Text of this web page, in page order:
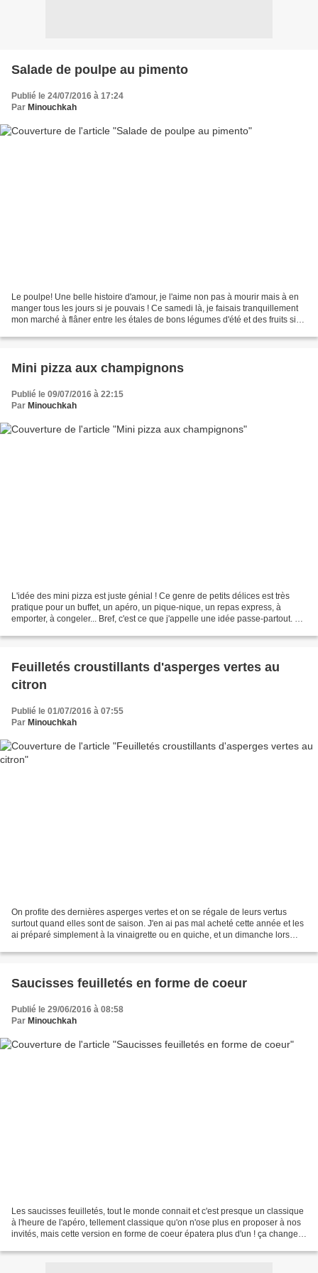
Salade de poulpe au pimento
Publié le 24/07/2016 à 17:24
Par Minouchkah
Le poulpe! Une belle histoire d'amour, je l'aime non pas à mourir mais à en
manger tous les jours si je pouvais ! Ce samedi là, je faisais tranquillement
mon marché à flâner entre les étales de bons légumes d'été et des fruits si
Mini pizza aux champignons
Publié le 09/07/2016 à 22:15
Par Minouchkah
L'idée des mini pizza est juste génial ! Ce genre de petits délices est très
pratique pour un buffet, un apéro, un pique-nique, un repas express, à
emporter, à congeler... Bref, c'est ce que j'appelle une idée passe-partout. Je
Feuilletés croustillants d'asperges vertes au
citron
Publié le 01/07/2016 à 07:55
Par Minouchkah
On profite des dernières asperges vertes et on se régale de leurs vertus
surtout quand elles sont de saison. J'en ai pas mal acheté cette année et les
ai préparé simplement à la vinaigrette ou en quiche, et un dimanche lors
Saucisses feuilletés en forme de coeur
Publié le 29/06/2016 à 08:58
Par Minouchkah
Les saucisses feuilletés, tout le monde connait et c'est presque un classique
à l'heure de l'apéro, tellement classique qu'on n'ose plus en proposer à nos
invités, mais cette version en forme de coeur épatera plus d'un ! ça change,